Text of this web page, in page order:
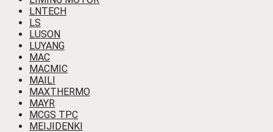
LNTECH
LS
LUSON
LUYANG
MAC
MACMIC
MAILI
MAXTHERMO
MAYR
MCGS TPC
MEIJIDENKI